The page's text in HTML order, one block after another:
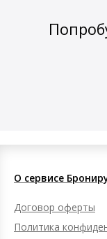
О сервисе
Договор оферты
Политика